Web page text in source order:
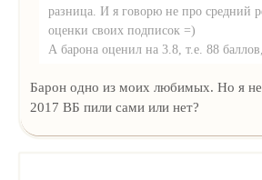
разница. И я говорю не про средний
оценки своих подписок =)
А барона оценил на 3.8, т.е. 88
Барон одно из моих любимых. Но я
2017 ВБ пили сами или нет?